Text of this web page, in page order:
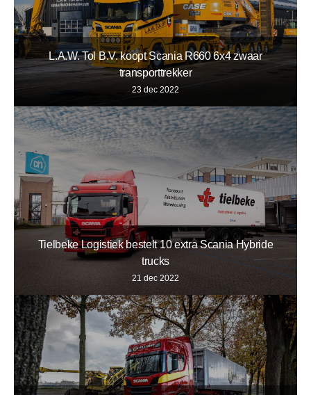
L.A.W. Tol B.V. koopt Scania R660 6x4 zwaar
transporttrekker
23 dec 2022
Tielbeke Logistiek bestelt 10 extra Scania Hybride
trucks
21 dec 2022